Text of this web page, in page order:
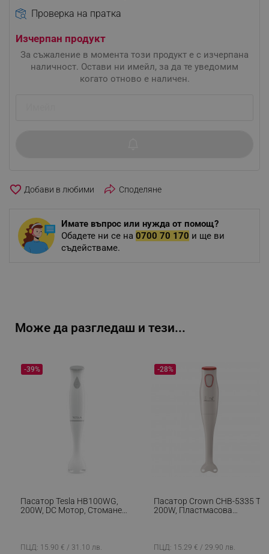
Проверка на пратка
Изчерпан продукт
За съжаление в момента този продукт е с изчерпана
наличност. Остави ни имейл, за да те уведомим
когато отново е наличен.
favorite_border Споделяне
Имате въпрос или нужда от помощ?
Обадете ни се на 0700 70 170 и ще ви
съдействаме.
Може да разгледаш и тези...
Пасатор Tesla HB100WG,
200W, DC Мотор, Стоманен
-39%
ПЦД: 15.90 € / 31.10 лв.
Пасатор Crown CHB-5335 T,
200W, Пластмасова
-28%
ПЦД: 15.29 € / 29.90 лв.